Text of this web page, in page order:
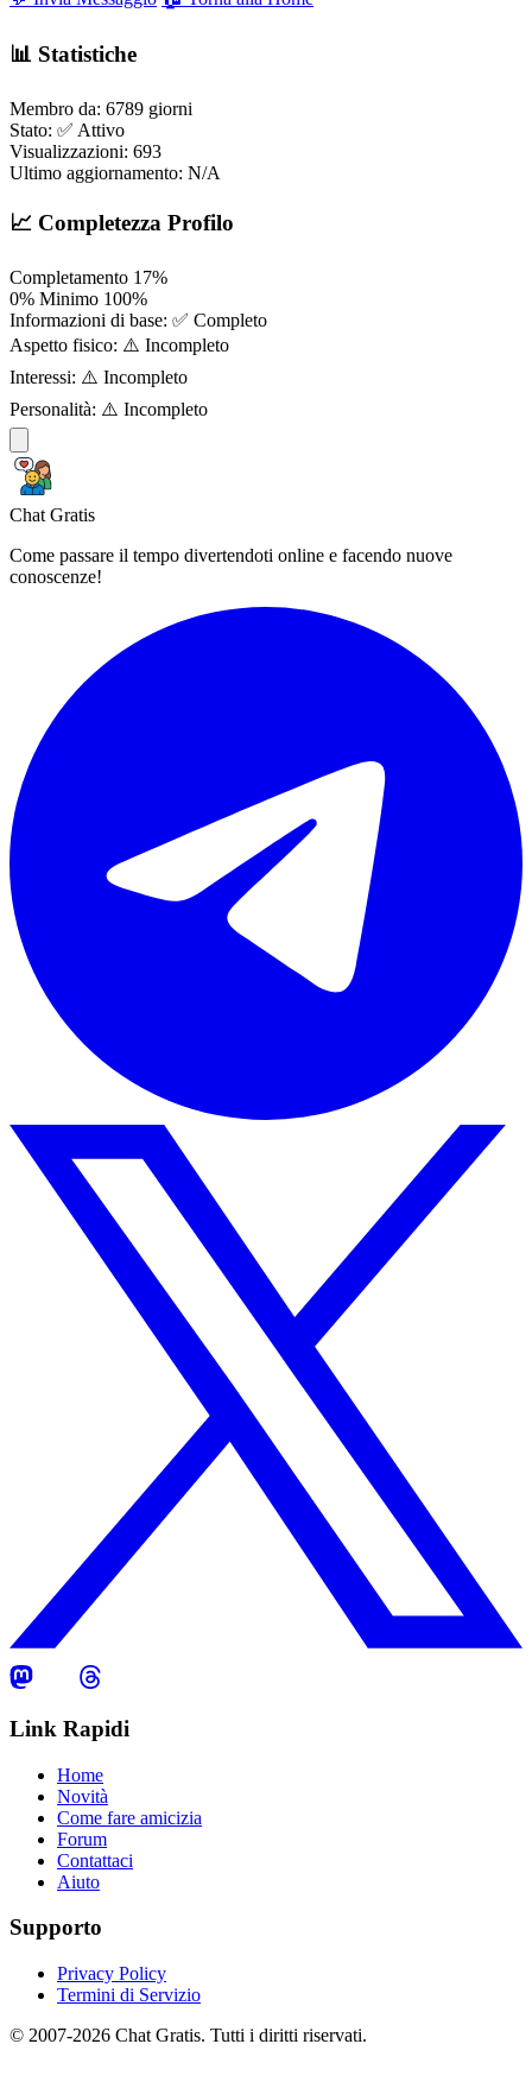
📊 Statistiche
Membro da: 6789 giorni
Stato: ✅ Attivo
Visualizzazioni: 693
Ultimo aggiornamento: N/A
📈 Completezza Profilo
Completamento 17%
0% Minimo 100%
Informazioni di base: ✅ Completo
Aspetto fisico: ⚠️ Incompleto
Interessi: ⚠️ Incompleto
Personalità: ⚠️ Incompleto
Chat Gratis
Come passare il tempo divertendoti online e facendo nuove
conoscenze!
Link Rapidi
Home
Novità
Come fare amicizia
Forum
Contattaci
Aiuto
Supporto
Privacy Policy
Termini di Servizio
© 2007-2026 Chat Gratis. Tutti i diritti riservati.